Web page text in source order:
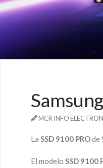
MCR INFO
La SSD 9100 PROde
El modelo SSD 9100